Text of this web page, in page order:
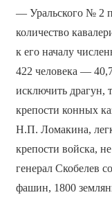
— Уральского № 2
количество
к его началу
422 человека —
исключить драгун,
крепости конных
Н.П. Ломакина,
крепости войска,
генерал Скобелев
фашин, 1800